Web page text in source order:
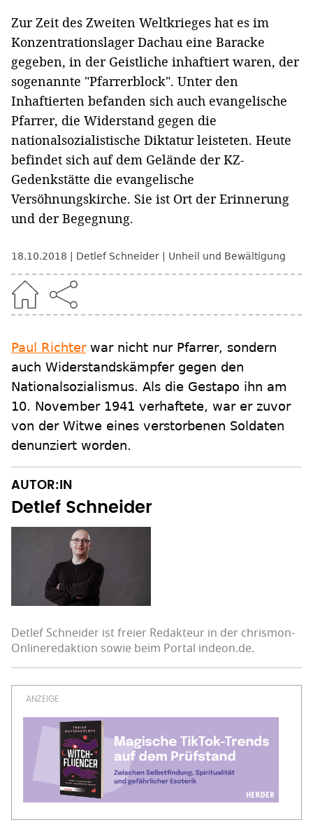
Zur Zeit des Zweiten Weltkrieges hat es im
Konzentrationslager Dachau eine Baracke
gegeben, in der Geistliche inhaftiert waren, der
sogenannte "Pfarrerblock". Unter den
Inhaftierten befanden sich auch evangelische
Pfarrer, die Widerstand gegen die
nationalsozialistische Diktatur leisteten. Heute
befindet sich auf dem Gelände der KZ-
Gedenkstätte die evangelische
Versöhnungskirche. Sie ist Ort der Erinnerung
und der Begegnung.
18.10.2018 Detlef Schneider Unheil und Bewältigung
Paul Richterwar nicht nur Pfarrer, sondern
auch Widerstandskämpfer gegen den
Nationalsozialismus. Als die Gestapo ihn am
10. November 1941 verhaftete, war er zuvor
von der Witwe eines verstorbenen Soldaten
denunziert worden.
AUTOR:IN
Detlef Schneider
Detlef Schneider ist freier Redakteur in der chrismon-
Onlineredaktion sowie beim Portal indeon.de.